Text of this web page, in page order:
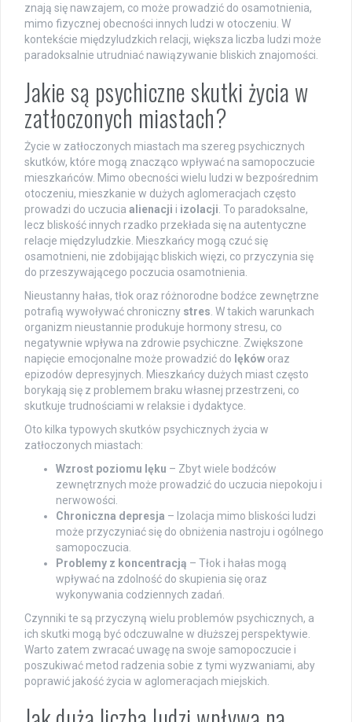
znają się nawzajem, co może prowadzić do osamotnienia,
mimo fizycznej obecności innych ludzi w otoczeniu. W
kontekście międzyludzkich relacji, większa liczba ludzi może
paradoksalnie utrudniać nawiązywanie bliskich znajomości.
Jakie są psychiczne skutki życia w
zatłoczonych miastach?
Życie w zatłoczonych miastach ma szereg psychicznych
skutków, które mogą znacząco wpływać na samopoczucie
mieszkańców. Mimo obecności wielu ludzi w bezpośrednim
otoczeniu, mieszkanie w dużych aglomeracjach często
prowadzi do uczucia alienacji i izolacji. To paradoksalne,
lecz bliskość innych rzadko przekłada się na autentyczne
relacje międzyludzkie. Mieszkańcy mogą czuć się
osamotnieni, nie zdobijając bliskich więzi, co przyczynia się
do przeszywającego poczucia osamotnienia.
Nieustanny hałas, tłok oraz różnorodne bodźce zewnętrzne
potrafią wywoływać chroniczny stres. W takich warunkach
organizm nieustannie produkuje hormony stresu, co
negatywnie wpływa na zdrowie psychiczne. Zwiększone
napięcie emocjonalne może prowadzić do lęków oraz
epizodów depresyjnych. Mieszkańcy dużych miast często
borykają się z problemem braku własnej przestrzeni, co
skutkuje trudnościami w relaksie i dydaktyce.
Oto kilka typowych skutków psychicznych życia w
zatłoczonych miastach:
Wzrost poziomu lęku – Zbyt wiele bodźców
zewnętrznych może prowadzić do uczucia niepokoju i
nerwowości.
Chroniczna depresja – Izolacja mimo bliskości ludzi
może przyczyniać się do obniżenia nastroju i ogólnego
samopoczucia.
Problemy z koncentracją – Tłok i hałas mogą
wpływać na zdolność do skupienia się oraz
wykonywania codziennych zadań.
Czynniki te są przyczyną wielu problemów psychicznych, a
ich skutki mogą być odczuwalne w dłuższej perspektywie.
Warto zatem zwracać uwagę na swoje samopoczucie i
poszukiwać metod radzenia sobie z tymi wyzwaniami, aby
poprawić jakość życia w aglomeracjach miejskich.